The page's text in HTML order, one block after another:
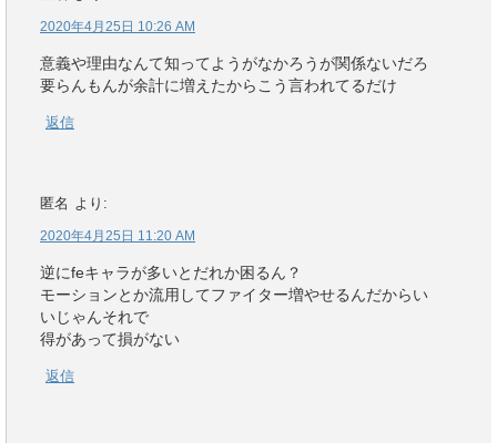
2020年4月25日 10:26 AM
意義や理由なんて知ってようがなかろうが関係ないだろ
要らんもんが余計に増えたからこう言われてるだけ
返信
匿名 より:
2020年4月25日 11:20 AM
逆にfeキャラが多いとだれか困るん？
モーションとか流用してファイター増やせるんだからい
いじゃんそれで
得があって損がない
返信